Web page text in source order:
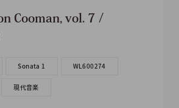
Cooman, vol. 7 /
Sonata 1 WL600274
現代音楽